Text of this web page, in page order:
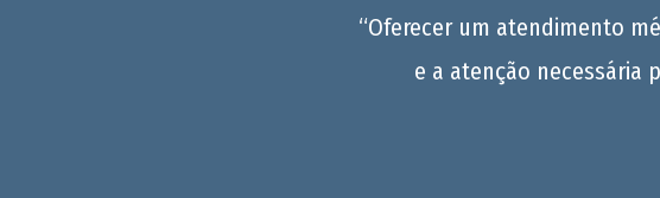
“Oferecer um atendimento
e a atenção necessária